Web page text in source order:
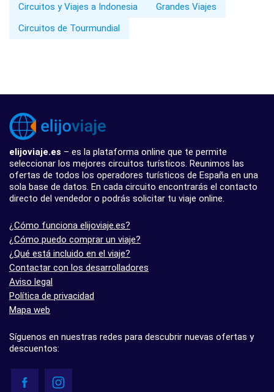
Circuitos y Viajes a Indonesia
Grandes Viajes
Circuitos de Tourmundial
elijoviaje.es – es la plataforma online que te permite
seleccionar los mejores circuitos turísticos. Reunimos las
ofertas de todos los operadores turísticos de España en una
sola base de datos. En cada circuito encontrarás el contacto
directo del vendedor o podrás solicitar tu viaje online.
¿Cómo funciona elijoviaje.es?
¿Cómo puedo comprar un viaje?
¿Qué está incluido en el viaje?
Contactar con los desarrolladores
Aviso legal
Política de privacidad
Mapa web
Síguenos en nuestras redes para descubrir nuevas ofertas y
descuentos: